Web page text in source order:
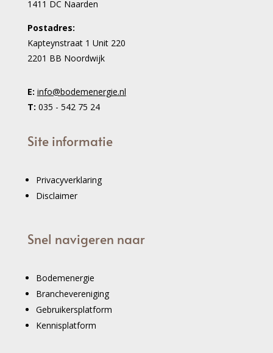
1411 DC Naarden
Postadres:
Kapteynstraat 1 Unit 220
2201 BB Noordwijk
E: info@bodemenergie.nl
T: 035 - 542 75 24
Site informatie
Privacyverklaring
Disclaimer
Snel navigeren naar
Bodemenergie
Branchevereniging
Gebruikersplatform
Kennisplatform